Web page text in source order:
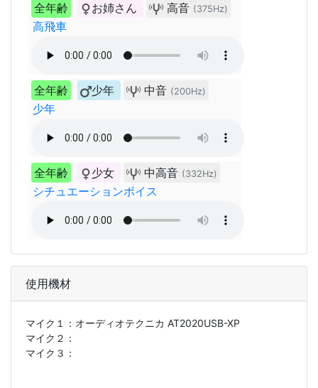
全年齢 お姉さん 高音 (375Hz)
高飛車
全年齢 少年 中音 (200Hz)
少年
全年齢 少女 中高音 (332Hz)
シチュエーションボイス
使用機材
マイク１： オーディオテクニカ AT2020USB-XP
マイク２：
マイク３：